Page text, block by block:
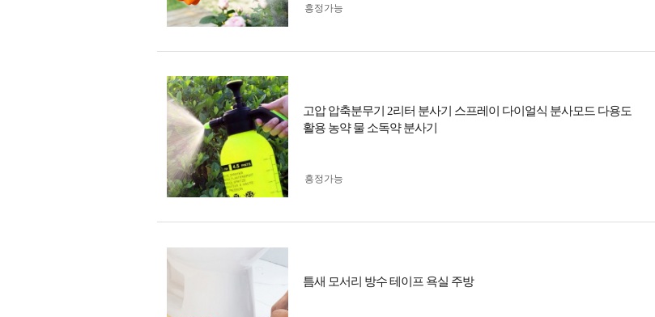
흥정가능
고압 압축분무기 2리터 분사기 스프레이 다이얼식 분사모드 다용도
활용 농약 물 소독약 분사기
흥정가능
틈새 모서리 방수 테이프 욕실 주방